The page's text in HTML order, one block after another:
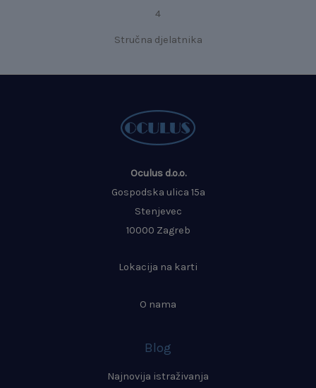
4
Stručna djelatnika
Oculus d.o.o.
Gospodska ulica 15a
Stenjevec
10000 Zagreb
Lokacija na karti
O nama
Blog
Najnovija istraživanja